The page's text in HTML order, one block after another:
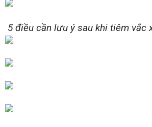
5 điều cần lưu ý sau khi tiêm vắc